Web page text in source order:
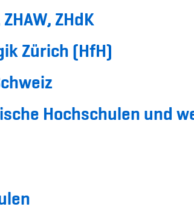
ZHdK
Zürich (HfH)
Hochschulen und